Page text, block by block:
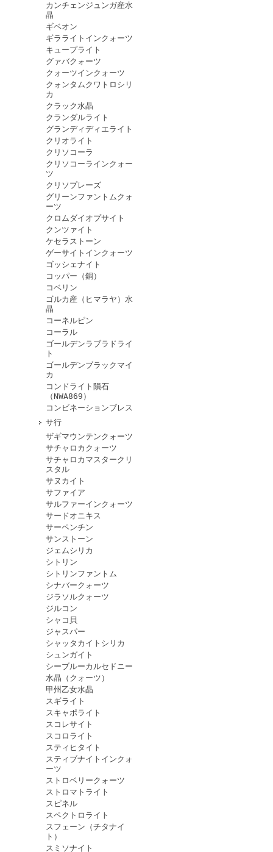
カンチェンジュンガ産水
晶
ギベオン
ギラライトインクォーツ
キュープライト
グァバクォーツ
クォーツインクォーツ
クォンタムクワトロシリ
カ
クラック水晶
クランダルライト
グランディディエライト
クリオライト
クリソコーラ
クリソコーラインクォー
ツ
クリソプレーズ
グリーンファントムクォ
ーツ
クロムダイオプサイト
クンツァイト
ケセラストーン
ゲーサイトインクォーツ
ゴッシェナイト
コッパー（銅）
コベリン
ゴルカ産（ヒマラヤ）水
晶
コーネルピン
コーラル
ゴールデンラブラドライ
ト
ゴールデンブラックマイ
カ
コンドライト隕石
（NWA869）
コンビネーションブレス
サ行
ザギマウンテンクォーツ
サチャロカクォーツ
サチャロカマスタークリ
スタル
サヌカイト
サファイア
サルファーインクォーツ
サードオニキス
サーペンチン
サンストーン
ジェムシリカ
シトリン
シトリンファントム
シナバークォーツ
ジラソルクォーツ
ジルコン
シャコ貝
ジャスパー
シャッタカイトシリカ
シュンガイト
シーブルーカルセドニー
水晶（クォーツ）
甲州乙女水晶
スギライト
スキャポライト
スコレサイト
スコロライト
スティヒタイト
スティブナイトインクォ
ーツ
ストロベリークォーツ
ストロマトライト
スピネル
スペクトロライト
スフェーン（チタナイ
ト）
スミソナイト